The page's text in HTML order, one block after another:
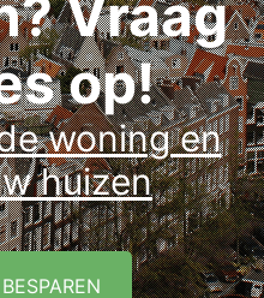
Vraag
op!
woning en
huizen